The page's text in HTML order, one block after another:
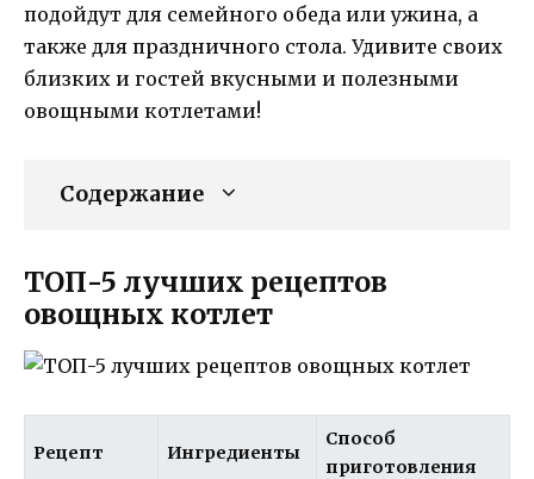
подойдут для семейного обеда или ужина, а
также для праздничного стола. Удивите своих
близких и гостей вкусными и полезными
овощными котлетами!
Содержание
ТОП-5 лучших рецептов
овощных котлет
Рецепт Ингредиенты
Способ
приготовления